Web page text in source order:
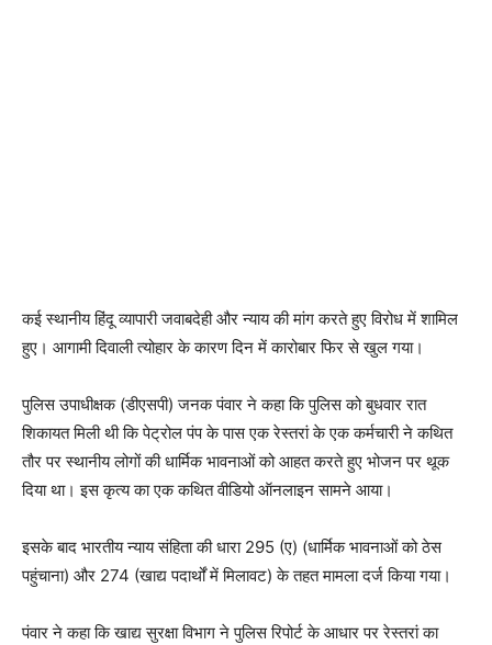
कई स्थानीय हिंदू व्यापारी जवाबदेही और न्याय की मांग करते हुए विरोध में शामिल
हुए। आगामी दिवाली त्योहार के कारण दिन में कारोबार फिर से खुल गया।
पुलिस उपाधीक्षक (डीएसपी) जनक पंवार ने कहा कि पुलिस को बुधवार रात
शिकायत मिली थी कि पेट्रोल पंप के पास एक रेस्तरां के एक कर्मचारी ने कथित
तौर पर स्थानीय लोगों की धार्मिक भावनाओं को आहत करते हुए भोजन पर थूक
दिया था। इस कृत्य का एक कथित वीडियो ऑनलाइन सामने आया।
इसके बाद भारतीय न्याय संहिता की धारा 295 (ए) (धार्मिक भावनाओं को ठेस
पहुंचाना) और 274 (खाद्य पदार्थों में मिलावट) के तहत मामला दर्ज किया गया।
पंवार ने कहा कि खाद्य सुरक्षा विभाग ने पुलिस रिपोर्ट के आधार पर रेस्तरां का